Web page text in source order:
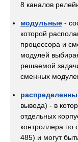
8 каналов
модульные -
которой
процессора и
модулей
решаемой
сменных
вывода) - в
отдельных
контроллера по
485) и могут